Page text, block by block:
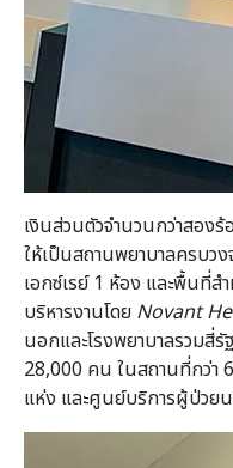
เงินส่วนตัวจำนวนกว่าสอง
ให้เป็นสถานพยาบาลครบว
เอกซ์เรย์ 1 ห้อง และพื้นที่ส
บริหารงานโดย Novant
นอกและโรงพยาบาลรวมสี่
28,000 คน ในสถานที่กว่า
แห่ง และศูนย์บริการผู้ป่วย